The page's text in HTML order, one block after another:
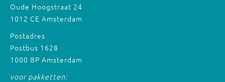
Oude Hoogstraat 24
1012 CE Amsterdam
Postadres
Postbus 1628
1000 BP Amsterdam
voor pakketten: